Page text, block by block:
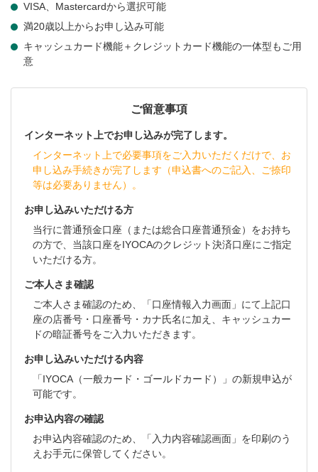
VISA、Mastercardから選択可能
満20歳以上からお申し込み可能
キャッシュカード機能＋クレジットカード機能の一体型もご用
意
ご留意事項
インターネット上でお申し込みが完了します。
インターネット上で必要事項をご入力いただくだけで、お
申し込み手続きが完了します（申込書へのご記入、ご捺印
等は必要ありません）。
お申し込みいただける方
当行に普通預金口座（または総合口座普通預金）をお持ち
の方で、当該口座をIYOCAのクレジット決済口座にご指定
いただける方。
ご本人さま確認
ご本人さま確認のため、「口座情報入力画面」にて上記口
座の店番号・口座番号・カナ氏名に加え、キャッシュカー
ドの暗証番号をご入力いただきます。
お申し込みいただける内容
「IYOCA（一般カード・ゴールドカード）」の新規申込が
可能です。
お申込内容の確認
お申込内容確認のため、「入力内容確認画面」を印刷のう
えお手元に保管してください。